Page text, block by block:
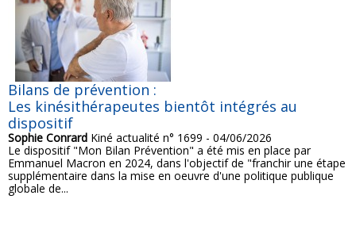
Bilans de prévention :
Les kinésithérapeutes bientôt intégrés au
dispositif
Sophie Conrard Kiné actualité n° 1699 - 04/06/2026
Le dispositif "Mon Bilan Prévention" a été mis en place par
Emmanuel Macron en 2024, dans l'objectif de "franchir une étape
supplémentaire dans la mise en oeuvre d'une politique publique
globale de...